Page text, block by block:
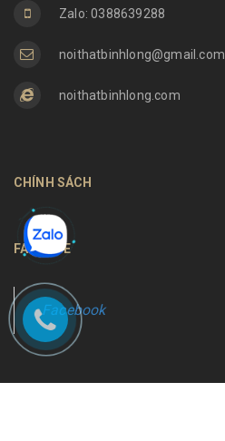
Zalo: 0388639288
noithatbinhlong@gmail.com
noithatbinhlong.com
CHÍNH SÁCH
FANPAGE
Facebook